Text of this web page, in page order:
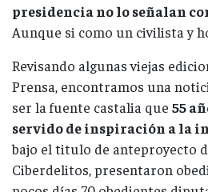
presidencia no lo señalan
Aunque si como un civilista y
Revisando algunas viejas
Prensa, encontramos una
ser la fuente castalia que 55
servido de inspiración a la
bajo el titulo de anteproyecto
Ciberdelitos, presentaron